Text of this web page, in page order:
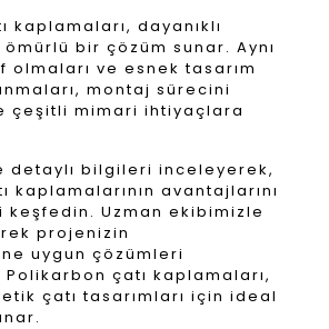
kaplamaları, dayanıklı
ömürlü bir çözüm sunar. Aynı
olmaları ve esnek tasarım
montaj sürecini
çeşitli mimari ihtiyaçlara
detaylı bilgileri inceleyerek,
kaplamalarının avantajlarını
Uzman ekibimizle
projenizin
uygun çözümleri
çatı kaplamaları,
çatı tasarımları için ideal